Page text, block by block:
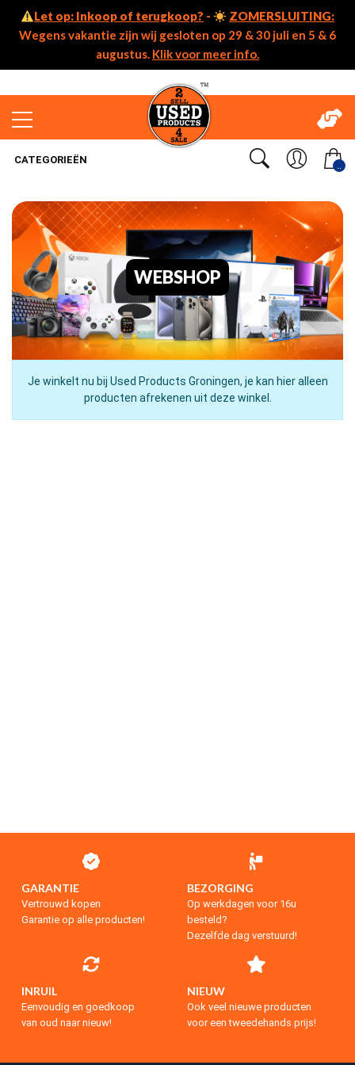
Let op: Inkoop of terugkoop? -
ZOMERSLUITING:
Wegens vakantie zijn wij gesloten op 29 & 30 juli en 5 & 6
augustus. Klik voor meer info.
..
CATEGORIEËN
WEBSHOP
Je winkelt nu bij Used Products Groningen, je kan hier alleen
producten afrekenen uit deze winkel.
GARANTIE
Vertrouwd kopen
Garantie op alle producten!
BEZORGING
Op werkdagen voor 16u
besteld?
Dezelfde dag verstuurd!
INRUIL
Eenvoudig en goedkoop
van oud naar nieuw!
NIEUW
Ook veel nieuwe producten
voor een tweedehands prijs!